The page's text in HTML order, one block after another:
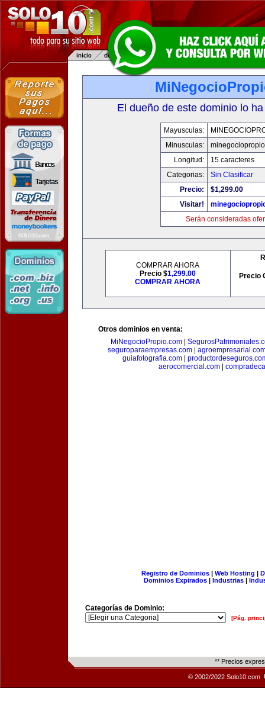
El dueño de este dominio lo
Mayusculas:
Minusculas:
Longitud:
15 caracteres
Categorias:
Sin Clasificar
Precio:
$1,299.00
Visitar!
Serán consideradas
COMPRAR AHORA
Precio $1,299.00
COMPRAR AHORA
Precio
Otros dominios en venta:
MiNegocioPropio.com|
seguroparaempresas.com
guiafotografia.com
aerocomercial.com|
Registro de Dominios| Web Hosting |
Dominios Expirados | Industrias |
Categorías de Dominio:
[Pág.
** Precios
© 2002/2022 Solo10.com